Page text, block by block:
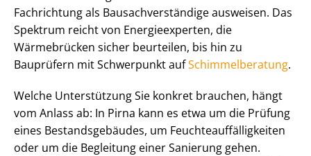
Fachrichtung als Bau­sach­ver­stän­di­ge ausweisen. Das
Spektrum reicht von Energieexperten, die
Wärmebrücken sicher beurteilen, bis hin zu
Bauprüfern mit Schwerpunkt aufSchim­mel­be­ra­tung.
Welche Unterstützung Sie konkret brauchen, hängt
vom Anlass ab: In Pirna kann es etwa um die Prüfung
eines Be­stands­ge­bäu­des, um Feuch­te­auf­fäl­lig­kei­ten
oder um die Begleitung einer Sanierung gehen.